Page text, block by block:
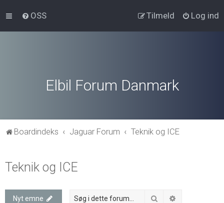
OSS Log ind
Tilmeld
Elbil Forum Danmark
Boardindeks Jaguar Forum Teknik og ICE
Teknik og ICE
Nyt emne Søg